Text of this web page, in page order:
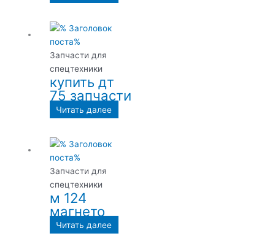
Запчасти для
спецтехники
купить дт
75 запчасти
Читать далее
Запчасти для
спецтехники
м 124
магнето
Читать далее